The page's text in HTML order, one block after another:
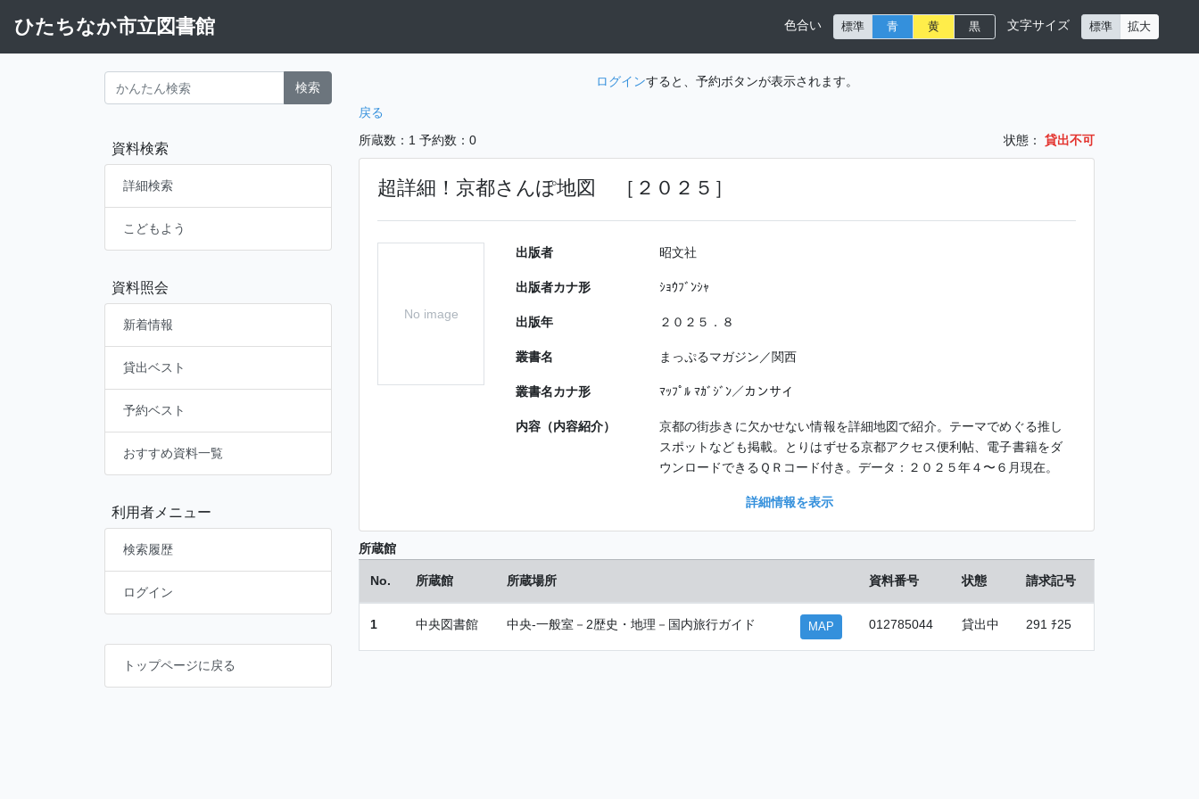
ひたちなか市立図書館 色合い 標準 青 黄 黒 文字サイズ 標準 拡大
検索
資料検索
詳細検索
こどもよう
資料照会
新着情報
貸出ベスト
予約ベスト
おすすめ資料一覧
利用者メニュー
検索履歴
ログイン
トップページに戻る
ログインすると、予約ボタンが表示されます。
戻る
所蔵数：1 予約数：0 状態： 貸出不可
超詳細！京都さんぽ地図 ［２０２５］
No image
出版者 昭文社
出版者カナ形 ｼｮｳﾌﾞﾝｼｬ
出版年 ２０２５．８
叢書名 まっぷるマガジン／関西
叢書名カナ形 ﾏｯﾌﾟﾙ ﾏｶﾞｼﾞﾝ／カンサイ
内容（内容紹介）
京都の街歩きに欠かせない情報を詳細地図で紹介。テーマでめぐる推し
スポットなども掲載。とりはずせる京都アクセス便利帖、電子書籍をダ
ウンロードできるＱＲコード付き。データ：２０２５年４〜６月現在。
詳細情報を表示
所蔵館
No. 所蔵館 所蔵場所 資料番号 状態 請求記号
1 中央図書館 中央-一般室－2歴史・地理－国内旅行ガイド MAP 012785044 貸出中 291 ﾁ25